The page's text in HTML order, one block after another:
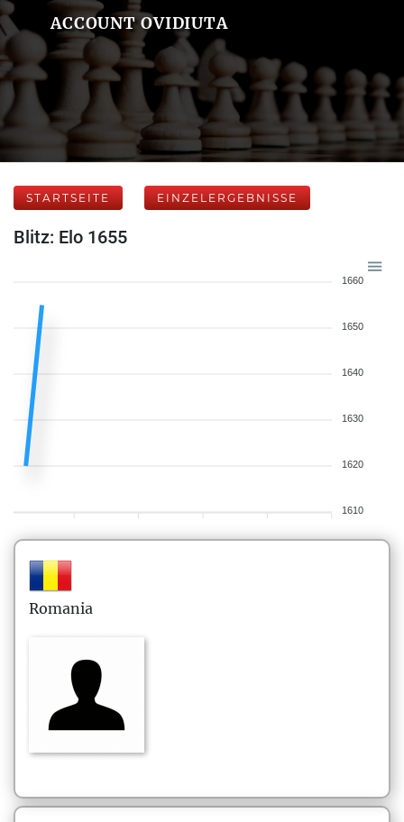
ACCOUNT OVIDIUTA
STARTSEITE EINZELERGEBNISSE
Blitz: Elo 1655
1660
1650
1640
1630
1620
1610
Romania